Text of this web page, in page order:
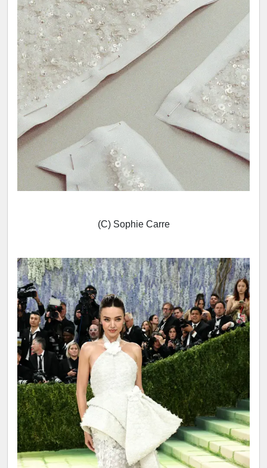
(C) Sophie Carre